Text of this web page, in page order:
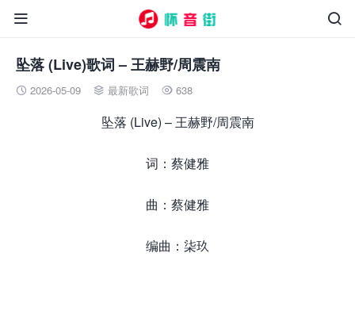


坠落 (Live)歌词 – 王赫野/周震南
 2026-05-09  最新歌词  638
坠落 (Live) – 王赫野/周震南
词：蔡健雅
曲：蔡健雅
编曲：柒玖